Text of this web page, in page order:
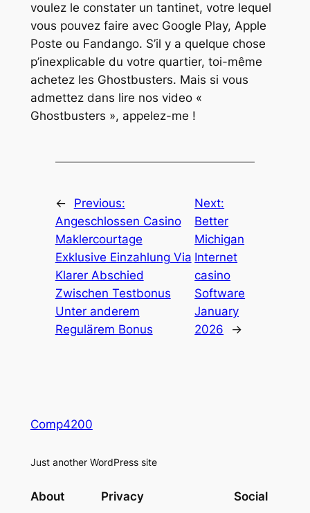
voulez le constater un tantinet, votre lequel
vous pouvez faire avec Google Play, Apple
Poste ou Fandango. S’il y a quelque chose
p’inexplicable du votre quartier, toi-même
achetez les Ghostbusters. Mais si vous
admettez dans lire nos video «
Ghostbusters », appelez-me !
←
Previous:
Angeschlossen Casino
Maklercourtage
Exklusive Einzahlung Via
Klarer Abschied
Zwischen Testbonus
Unter anderem
Regulärem Bonus
Next:
Better
Michigan
Internet
casino
Software
January
2026
→
Comp4200
Just another WordPress site
About Privacy Social